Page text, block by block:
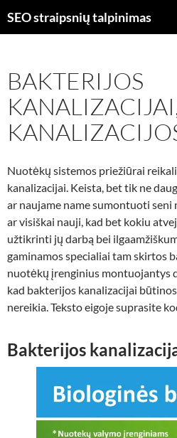
toSEO straipsnių talpinimas
BAKTERIJOS
Nuotėkų sistemos priežiūrai
kanalizacijai. Keista, bet tik ne
ar naujame name sumontuoti
ar visiškai nauji, kad bet kokiu
užtikrinti jų darbą bei
gaminamos specialiai tam skirtos
nuotėkų įrenginius montuojantys
kad bakterijos kanalizacijai
nereikia. Teksto eigoje suprasite
Bakterijos